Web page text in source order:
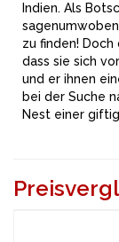
Indien. Als
zu finden!
dass sie sich
und er ihnen
bei der Suche
Nest einer